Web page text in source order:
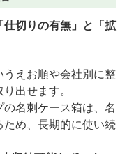
切りの有無」と「拡
えお順や会社別に整
出せます。
名刺ケース箱は、名
め、長期的に使い続